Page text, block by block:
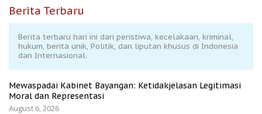
Berita Terbaru
Berita terbaru hari ini dari peristiwa, kecelakaan, kriminal,
hukum, berita unik, Politik, dan liputan khusus di Indonesia
dan Internasional.
Mewaspadai Kabinet Bayangan: Ketidakjelasan Legitimasi
Moral dan Representasi
August 6, 2026